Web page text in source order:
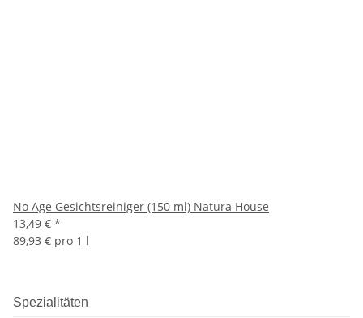
No Age Gesichtsreiniger (150 ml) Natura House
13,49 € *
89,93 € pro 1 l
Spezialitäten